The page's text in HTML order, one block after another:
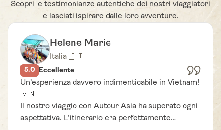
Scopri le testimonianze autentiche dei nostri viaggiatori
e lasciati ispirare dalle loro avventure.
Helene Marie
Italia 🇮🇹
5.0 Eccellente
Un’esperienza davvero indimenticabile in Vietnam!
🇻🇳
Il nostro viaggio con Autour Asia ha superato ogni
aspettativa. L’itinerario era perfettamente